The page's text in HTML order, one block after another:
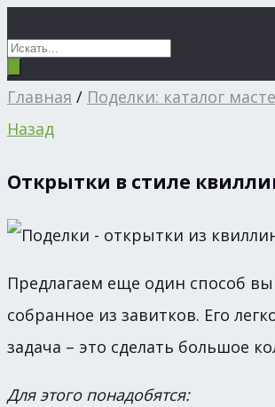
Главная / Поделки: каталог
Назад
Открытки в стиле
Предлагаем еще один способ
собранное из завитков. Его
задача – это сделать большое
Для этого понадобятся: